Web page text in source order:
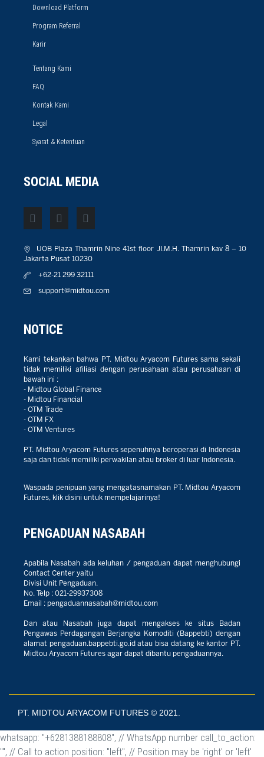
Download Platform
Program Referral
Karir
Tentang Kami
FAQ
Kontak Kami
Legal
Syarat & Ketentuan
SOCIAL MEDIA
UOB Plaza Thamrin Nine 41st floor JI.M.H. Thamrin kav 8 – 10
Jakarta Pusat 10230
+62-21 299 32111
support@midtou.com
NOTICE
Kami tekankan bahwa PT. Midtou Aryacom Futures sama sekali
tidak memiliki afiliasi dengan perusahaan atau perusahaan di
bawah ini :
- Midtou Global Finance
- Midtou Financial
- OTM Trade
- OTM FX
- OTM Ventures
PT. Midtou Aryacom Futures sepenuhnya beroperasi di Indonesia
saja dan tidak memiliki perwakilan atau broker di luar Indonesia.
Waspada penipuan yang mengatasnamakan PT. Midtou Aryacom
Futures, klik disini untuk mempelajarinya!
PENGADUAN NASABAH
Apabila Nasabah ada keluhan / pengaduan dapat menghubungi
Contact Center yaitu
Divisi Unit Pengaduan.
No. Telp : 021-29937308
Email : pengaduannasabah@midtou.com
Dan atau Nasabah juga dapat mengakses ke situs Badan
Pengawas Perdagangan Berjangka Komoditi (Bappebti) dengan
alamat pengaduan.bappebti.go.id atau bisa datang ke kantor PT.
Midtou Aryacom Futures agar dapat dibantu pengaduannya.
PT. MIDTOU ARYACOM FUTURES © 2021.
whatsapp: "+6281388188808", // WhatsApp number call_to_action:
"", // Call to action position: "left", // Position may be 'right' or 'left'